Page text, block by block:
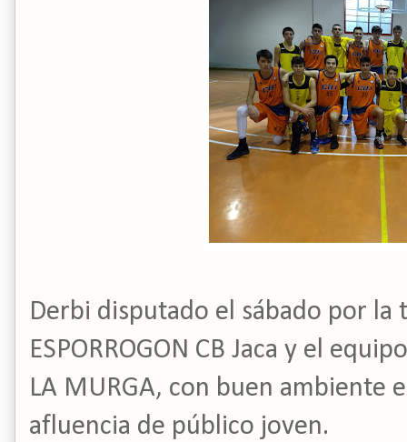
Derbi disputado el sábado por
ESPORROGON CB Jaca y el
LA MURGA, con buen ambiente
afluencia de público joven.